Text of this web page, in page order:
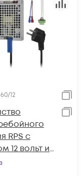
12
RPS с
12 вольт и
зарядки,